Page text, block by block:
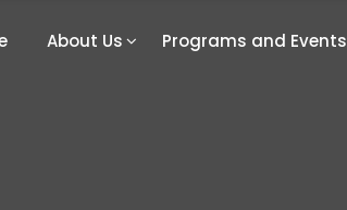
About Us Programs and Events